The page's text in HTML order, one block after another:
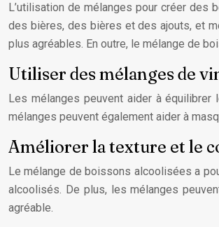
L’utilisation de mélanges pour créer
des bières, des bières et des ajouts, et
plus agréables. En outre, le mélange de
Utiliser des mélanges de
Les mélanges peuvent aider à
mélanges peuvent également aider à
Améliorer la texture et le
Le mélange de boissons alcoolisées a
alcoolisés. De plus, les mélanges
agréable.